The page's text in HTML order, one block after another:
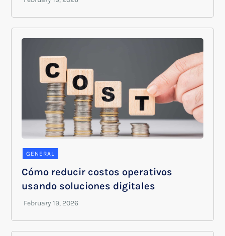
GENERAL
Cómo reducir costos operativos
usando soluciones digitales